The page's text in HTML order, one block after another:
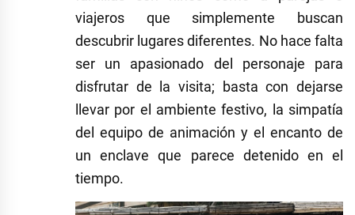
viajeros que simplemente buscan
descubrir lugares diferentes. No hace falta
ser un apasionado del personaje para
disfrutar de la visita; basta con dejarse
llevar por el ambiente festivo, la simpatía
del equipo de animación y el encanto de
un enclave que parece detenido en el
tiempo.